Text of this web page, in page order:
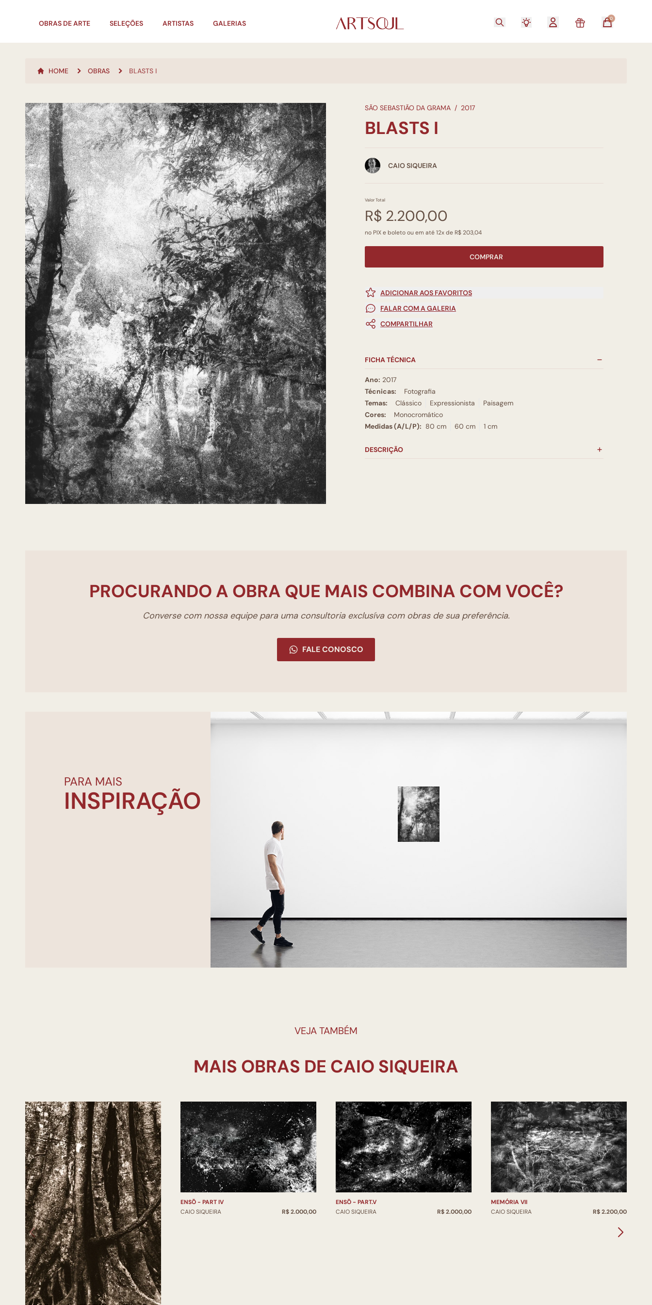
OBRAS DE ARTE SELEÇÕES ARTISTAS GALERIAS
0
HOME OBRAS BLASTS I
SÃO SEBASTIÃO DA GRAMA / 2017
BLASTS I
CAIO SIQUEIRA
Valor Total
R$ 2.200,00
no PIX e boleto ou em até 12x de R$ 203,04
COMPRAR
ADICIONAR AOS FAVORITOS
FALAR COM A GALERIA
COMPARTILHAR
FICHA TÉCNICA
Ano: 2017
Técnicas:
Fotografia
Temas:
Clássico Expressionista
Paisagem
Cores:
Monocromático
Medidas (A/L/P): 80 cm 60 cm 1 cm
DESCRIÇÃO
PROCURANDO A OBRA QUE MAIS COMBINA COM VOCÊ?
Converse com nossa equipe para uma consultoria exclusíva com obras de sua preferência.
FALE CONOSCO
PARA MAIS
INSPIRAÇÃO
VEJA TAMBÉM
ENSŌ - PART IV
CAIO SIQUEIRA
R$ 2.000,00
ENSŌ - PART.V
CAIO SIQUEIRA
R$ 2.000,00
MEMÓRIA VII
CAIO SIQUEIRA
R$ 2.200,00